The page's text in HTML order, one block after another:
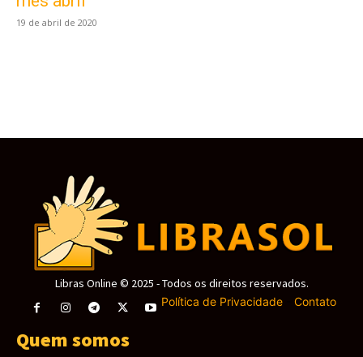
19 de abril de 2020
Libras Online © 2025 - Todos os direitos reservados.
Política de Privacidade- Contato
Quem somos